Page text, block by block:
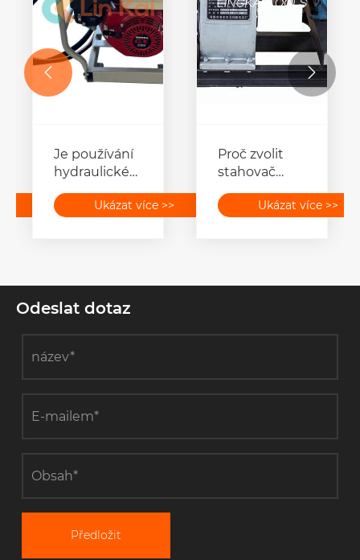
Je používání
hydraulického
bezpečné?Ukázat více >>
Proč zvolit
stahovač
navijákuUkázat více >>
 
Odeslat dotaz
Předložit